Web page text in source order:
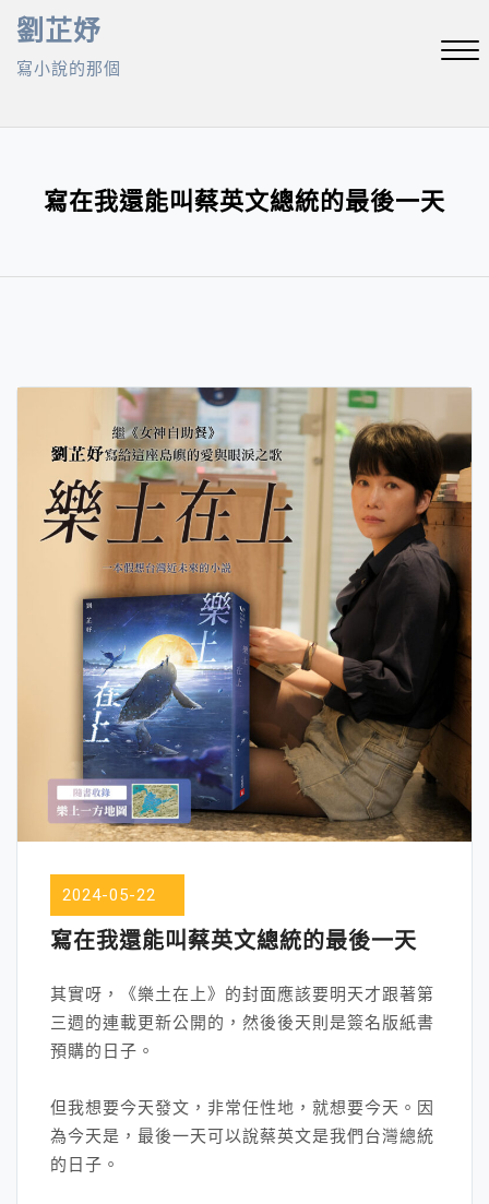
Skip
content
劉芷妤
寫小說的那個
寫在我還能叫蔡英文總統的最後一天
2024-05-22
寫在我還能叫蔡英文總統的最後一天
其實呀，《樂土在上》的封面應該要明天才跟著第
三週的連載更新公開的，然後後天則是簽名版紙書
預購的日子。
但我想要今天發文，非常任性地，就想要今天。因
為今天是，最後一天可以說蔡英文是我們台灣總統
的日子。